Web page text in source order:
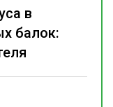
в
балок: